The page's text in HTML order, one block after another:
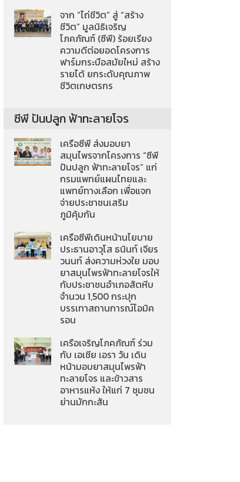
จาก “ไถ่ชีวิต” สู่ “สร้าง
ชีวิต” มูลนิธิเจริญ
โภคภัณฑ์ (ซีพี) ร้อยเรียง
ความดีต่อยอดโครงการ
ฟาร์มกระบือสมัยใหม่ สร้าง
รายได้ ยกระดับคุณภาพ
ชีวิตเกษตรกร
ซีพี ปันปลูก ฟ้าทะลายโจร
เครือซีพี ส่งมอบยา
สมุนไพรจากโครงการ “ซีพี
ปันปลูก ฟ้าทะลายโจร” แก่
กรมแพทย์แผนไทยและ
แพทย์ทางเลือก เพื่อแจก
จ่ายประชาชนเสริม
ภูมิคุ้มกัน
เครือซีพีเดินหน้านโยบาย
ประธานอาวุโส ธนินท์ เจียร
วนนท์ ส่งความห่วงใย มอบ
ยาสมุนไพรฟ้าทะลายโจรให้
กับประชาชนอำเภอสัตหีบ
จำนวน 1,500 กระปุก
บรรเทาสถานการณ์โอมิค
รอน
เครือเจริญโภคภัณฑ์ ร่วม
กับ เอเชีย เอรา วัน เดิน
หน้ามอบยาสมุนไพรฟ้า
ทะลายโจร และข้าวสาร
อาหารแห้ง ให้แก่ 7 ชุมชน
ย่านมักกะสัน